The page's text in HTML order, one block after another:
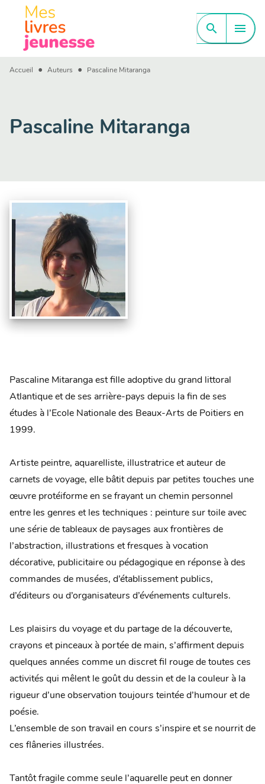
MENU CONTENU
PIED DE PAGE
search menu
Accueil • Auteurs • Pascaline Mitaranga
Pascaline Mitaranga
Pascaline Mitaranga est fille adoptive du grand littoral
Atlantique et de ses arrière-pays depuis la fin de ses
études à l’Ecole Nationale des Beaux-Arts de Poitiers en
1999.
Artiste peintre, aquarelliste, illustratrice et auteur de
carnets de voyage, elle bâtit depuis par petites touches une
œuvre protéiforme en se frayant un chemin personnel
entre les genres et les techniques : peinture sur toile avec
une série de tableaux de paysages aux frontières de
l’abstraction, illustrations et fresques à vocation
décorative, publicitaire ou pédagogique en réponse à des
commandes de musées, d’établissement publics,
d’éditeurs ou d’organisateurs d’événements culturels.
Les plaisirs du voyage et du partage de la découverte,
crayons et pinceaux à portée de main, s’affirment depuis
quelques années comme un discret fil rouge de toutes ces
activités qui mêlent le goût du dessin et de la couleur à la
rigueur d’une observation toujours teintée d’humour et de
poésie.
L’ensemble de son travail en cours s’inspire et se nourrit de
ces flâneries illustrées.
Tantôt fragile comme seule l’aquarelle peut en donner